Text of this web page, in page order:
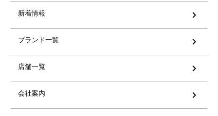
新着情報 chevron_right
ブランド一覧 chevron_right
店舗一覧 chevron_right
会社案内 chevron_right